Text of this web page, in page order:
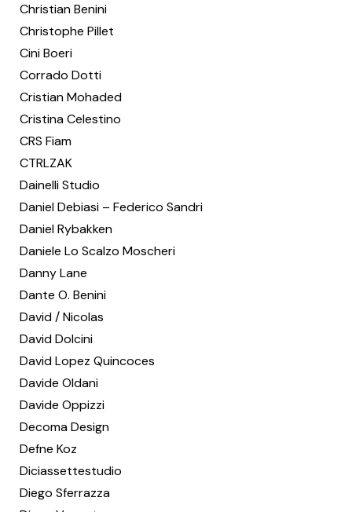
Christian Benini
Christophe Pillet
Cini Boeri
Corrado Dotti
Cristian Mohaded
Cristina Celestino
CRS Fiam
CTRLZAK
Dainelli Studio
Daniel Debiasi – Federico Sandri
Daniel Rybakken
Daniele Lo Scalzo Moscheri
Danny Lane
Dante O. Benini
David / Nicolas
David Dolcini
David Lopez Quincoces
Davide Oldani
Davide Oppizzi
Decoma Design
Defne Koz
Diciassettestudio
Diego Sferrazza